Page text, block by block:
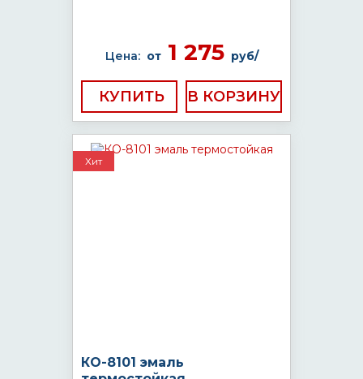
Цена: от1 275 руб/
КУПИТЬ
Хит
КО-8101 эмаль